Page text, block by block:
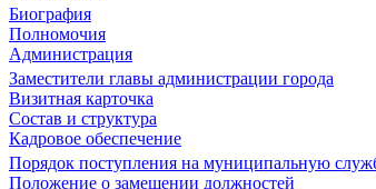
Биография
Полномочия
Администрация
Заместители главы администрации города
Визитная карточка
Состав и структура
Кадровое обеспечение
Порядок поступления на муниципальную
Положение о замещении должностей